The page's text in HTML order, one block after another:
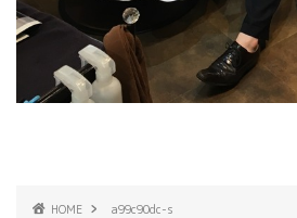
HOME a99c90dc-s